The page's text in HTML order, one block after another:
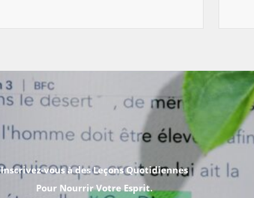
Inscrivez-vous à des Leçons Quotidiennes
Pour Nourrir Votre Esprit.